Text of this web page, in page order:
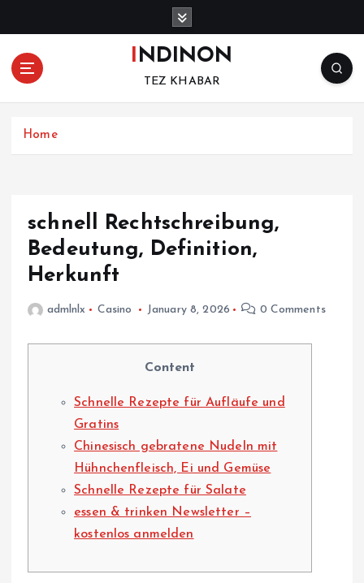
o
INDINON
TEZ KHABAR
Home
schnell Rechtschreibung,
Bedeutung, Definition,
Herkunft
admlnlx Casino January 8, 2026 0 Comments
Content
Schnelle Rezepte für Aufläufe und
Gratins
Chinesisch gebratene Nudeln mit
Hühnchenfleisch, Ei und Gemüse
Schnelle Rezepte für Salate
essen & trinken Newsletter –
kostenlos anmelden